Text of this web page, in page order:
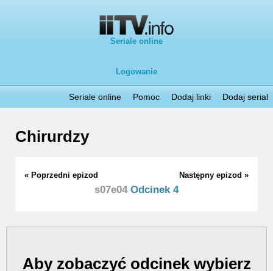
Seriale online
Logowanie
Seriale online Pomoc Dodaj linki Dodaj serial
Chirurdzy
« Poprzedni epizod Następny epizod »
s07e04Odcinek 4
Aby zobaczyć odcinek wybierz